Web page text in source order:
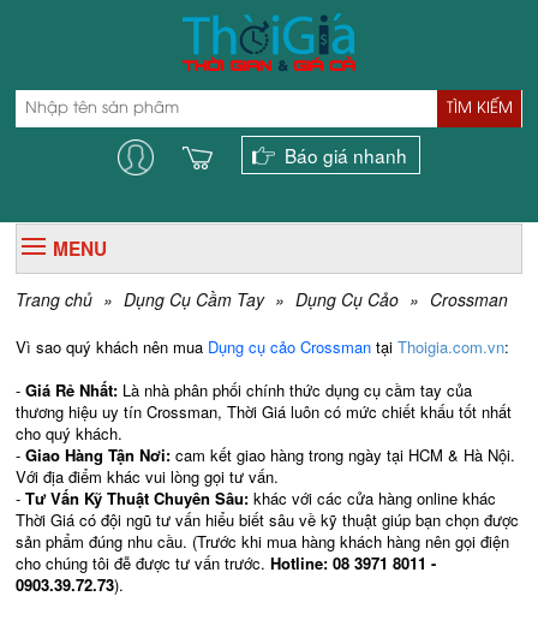
TÌM KIẾM
Báo giá nhanh
MENU
Trang chủ » Dụng Cụ Cầm Tay » Dụng Cụ Cảo » Crossman
Vì sao quý khách nên mua Dụng cụ cảo Crossman tạiThoigia.com.vn:
-Giá Rẻ Nhất: Là nhà phân phối chính thức dụng cụ cầm tay của
thương hiệu uy tín Crossman,Thời Giá luôn có mức chiết khấu tốt nhất
cho quý khách.
-Giao Hàng Tận Nơi:cam kết giao hàng trong ngày tại HCM & Hà Nội.
Với địa điểm khác vui lòng gọi tư vấn.
-Tư Vấn Kỹ Thuật Chuyên Sâu:khác với các cửa hàng online khác
Thời Giá có đội ngũ tư vấn hiểu biết sâu về kỹ thuật giúp bạn chọn được
sản phẩm đúng nhu cầu. (Trước khi mua hàng khách hàng nên gọi điện
cho chúng tôi đễ được tư vấn trước.Hotline: 08 3971 8011 -
0903.39.72.73).